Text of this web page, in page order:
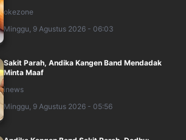
okezone
Minggu, 9 Agustus 2026 - 06:03
Sakit Parah, Andika Kangen Band Mendadak
Minta Maaf
inews
Minggu, 9 Agustus 2026 - 05:56